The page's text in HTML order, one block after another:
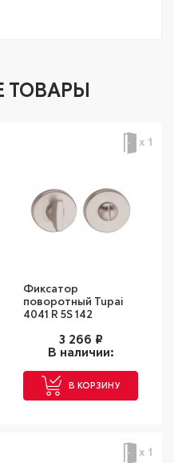
ТОВАРЫ
х 1
Фиксатор
поворотный Tupai
4041 R 5S 142
3 266 ₽
В наличии:
В КОРЗИНУ
х 1